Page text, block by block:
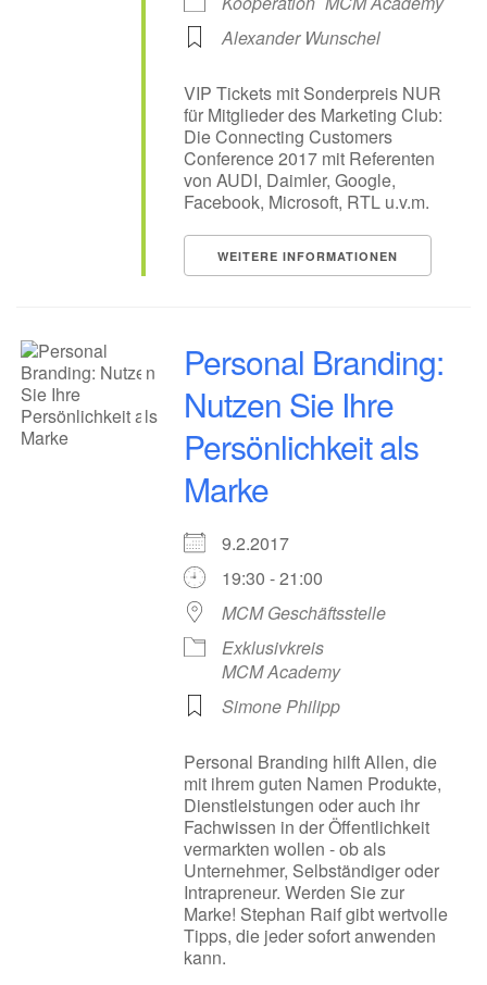
Alexander Wunschel
VIP Tickets mit Sonderpreis NUR
für Mitglieder des Marketing Club:
Die Connecting Customers
Conference 2017 mit Referenten
von AUDI, Daimler, Google,
Facebook, Microsoft, RTL u.v.m.
WEITERE INFORMATIONEN
Personal Branding:
Nutzen Sie Ihre
Persönlichkeit als
Marke
9.2.2017
19:30 - 21:00
MCM Geschäftsstelle
Exklusivkreis
MCM Academy
Simone Philipp
Personal Branding hilft Allen, die
mit ihrem guten Namen Produkte,
Dienstleistungen oder auch ihr
Fachwissen in der Öffentlichkeit
vermarkten wollen - ob als
Unternehmer, Selbständiger oder
Intrapreneur. Werden Sie zur
Marke! Stephan Raif gibt wertvolle
Tipps, die jeder sofort anwenden
kann.